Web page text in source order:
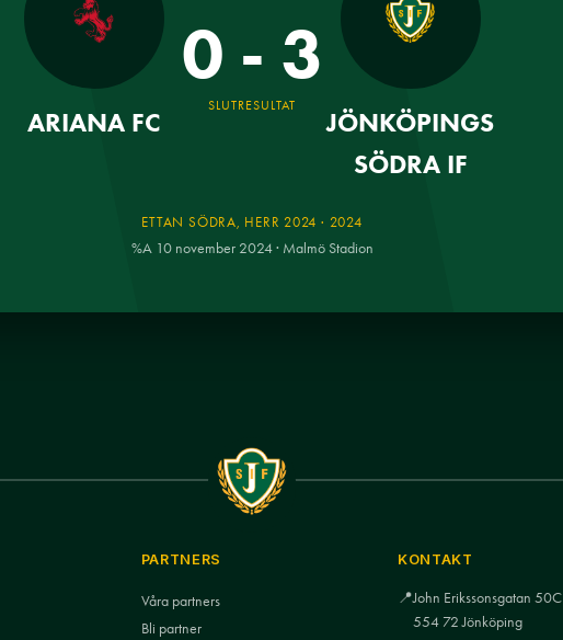
ARIANA FC
0 - 3
SLUTRESULTAT
JÖNKÖPINGS
SÖDRA IF
ETTAN SÖDRA, HERR 2024 · 2024
%A 10 november 2024 · Malmö Stadion
PARTNERS
Våra partners
Bli partner
KONTAKT
📍John Erikssonsgatan 50C
554 72 Jönköping